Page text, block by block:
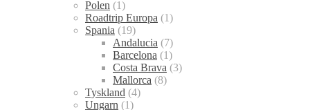
Polen (1)
Roadtrip Europa (1)
Spania (19)
Andalucia (7)
Barcelona (1)
Costa Brava (3)
Mallorca (8)
Tyskland (4)
Ungarn (1)